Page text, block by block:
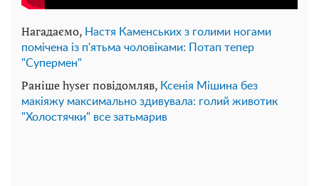
Нагадаємо, Настя Каменських з голими ногами
помічена із п'ятьма чоловіками: Потап тепер
"Супермен"
Раніше hyser повідомляв, Ксенія Мішина без
макіяжу максимально здивувала: голий животик
"Холостячки" все затьмарив